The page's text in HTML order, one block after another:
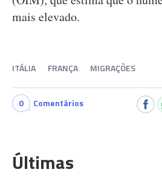
mais elevado.
ITÁLIA FRANÇA MIGRAÇÕES
0 Comentários
Últimas